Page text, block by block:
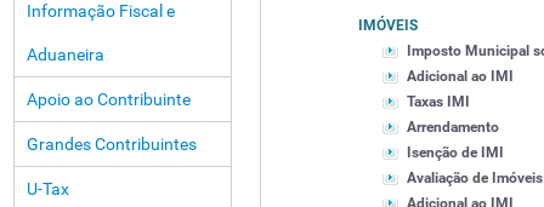
Informação Fiscal e
Aduaneira
Apoio ao Contribuinte
Grandes Contribuintes
U-Tax
IMÓVEIS
Imposto Municipal
Adicional ao IMI
Taxas IMI
Arrendamento
Isenção de IMI
Avaliação de Imóveis